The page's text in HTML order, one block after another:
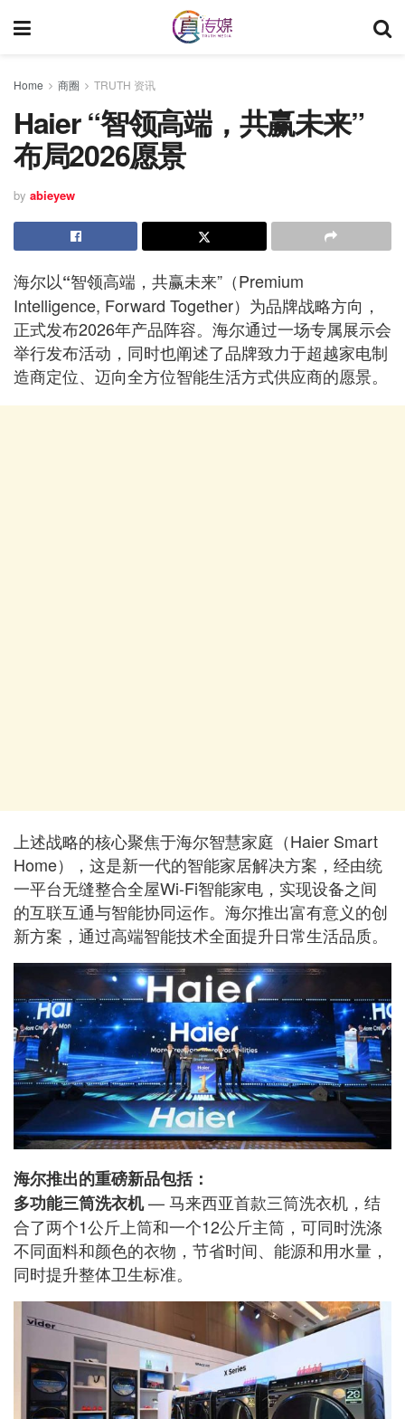
Home 商圈 TRUTH 资讯
Haier “智领高端，共赢未来”
布局2026愿景
by abieyew
海尔以“智领高端，共赢未来”（Premium
Intelligence, Forward Together）为品牌战略方向，
正式发布2026年产品阵容。海尔通过一场专属展示会
举行发布活动，同时也阐述了品牌致力于超越家电制
造商定位、迈向全方位智能生活方式供应商的愿景。
上述战略的核心聚焦于海尔智慧家庭（Haier Smart
Home），这是新一代的智能家居解决方案，经由统
一平台无缝整合全屋Wi-Fi智能家电，实现设备之间
的互联互通与智能协同运作。海尔推出富有意义的创
新方案，通过高端智能技术全面提升日常生活品质。
海尔推出的重磅新品包括：
多功能三筒洗衣机— 马来西亚首款三筒洗衣机，结
合了两个1公斤上筒和一个12公斤主筒，可同时洗涤
不同面料和颜色的衣物，节省时间、能源和用水量，
同时提升整体卫生标准。